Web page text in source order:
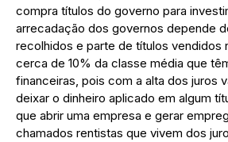
compra títulos do governo para
arrecadação dos governos depende
recolhidos e parte de títulos vendidos
cerca de 10% da classe média que
financeiras, pois com a alta dos juros
deixar o dinheiro aplicado em algum
que abrir uma empresa e gerar
chamados rentistas que vivem dos